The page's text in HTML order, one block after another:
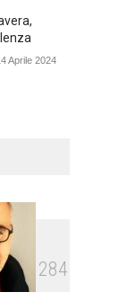
Aprile 2024
buio?
2024284